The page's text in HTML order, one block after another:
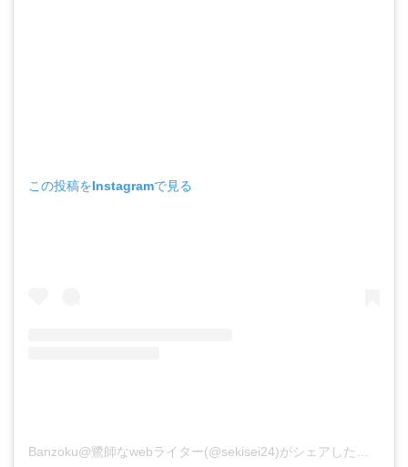
この投稿をInstagramで見る
Banzoku@鷺師なwebライター(@sekisei24)がシェアした投稿